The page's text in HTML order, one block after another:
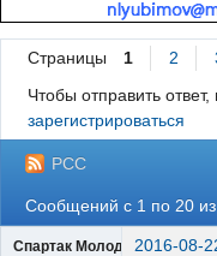
Страницы 1 2
Чтобы отправить
зарегистрироваться
РСС
Сообщений с 1 по 20
Спартак Молодцов2016-08-